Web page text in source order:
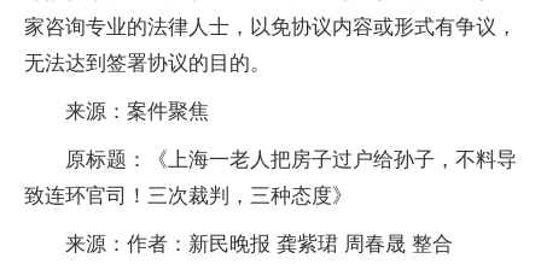
家咨询专业的法律人士，以免协议内容或形式有争议，
无法达到签署协议的目的。
来源：案件聚焦
原标题：《上海一老人把房子过户给孙子，不料导
致连环官司！三次裁判，三种态度》
来源：作者：新民晚报 龚紫珺 周春晟 整合